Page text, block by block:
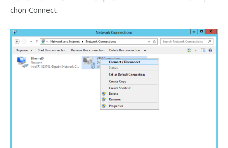
chọn Connect.